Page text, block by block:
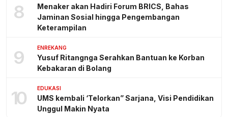
8
Menaker akan Hadiri Forum BRICS, Bahas
Jaminan Sosial hingga Pengembangan
Keterampilan
9 ENREKANG
Yusuf Ritangnga Serahkan Bantuan ke Korban
Kebakaran di Bolang
10 EDUKASI
UMS kembali ‘Telorkan” Sarjana, Visi Pendidikan
Unggul Makin Nyata